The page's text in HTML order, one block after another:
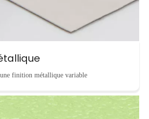
finition métallique variable